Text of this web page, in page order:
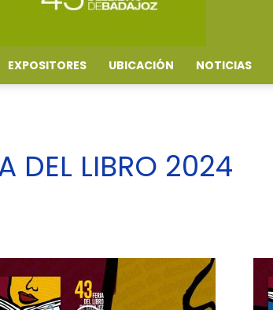
Libro
EXPOSITORES UBICACIÓN NOTICIAS
DEL LIBRO 2024